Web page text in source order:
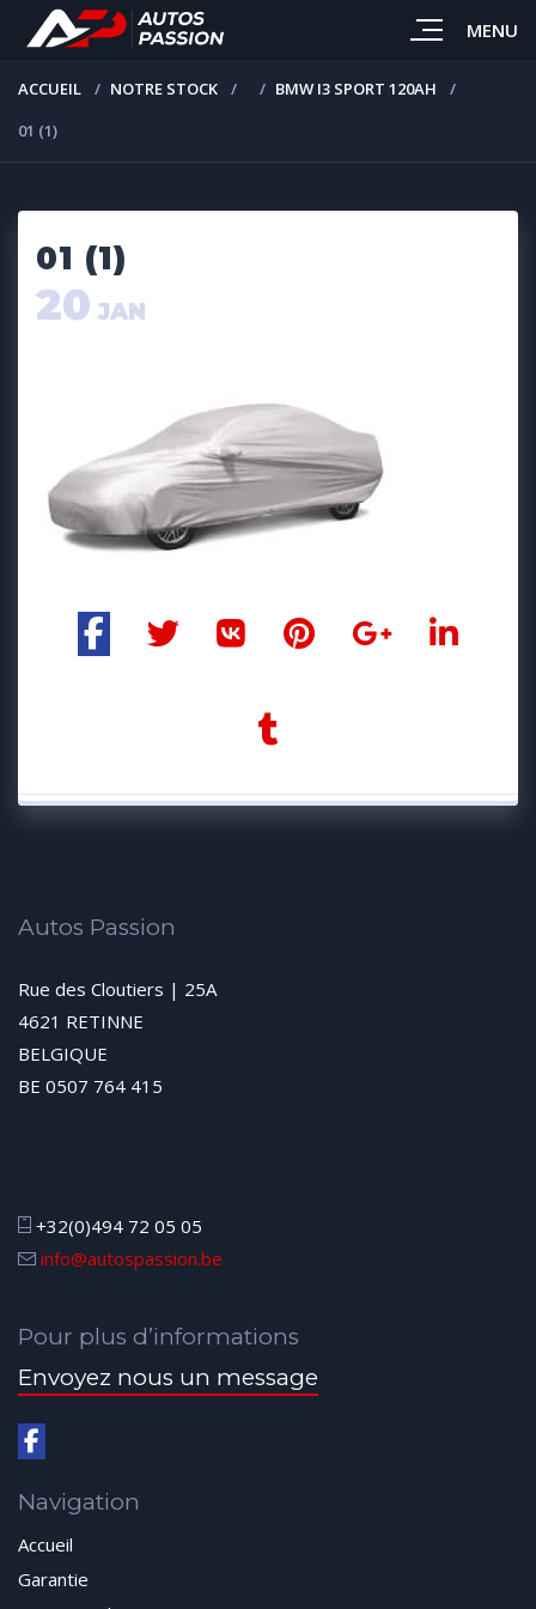
MENU
ACCUEIL NOTRE STOCK
BMW I3 SPORT 120AH
01 (1)
01 (1)
20 JAN
Autos Passion
Rue des Cloutiers | 25A
4621 RETINNE
BELGIQUE
BE 0507 764 415
+32(0)494 72 05 05
info@autospassion.be
Pour plus d’informations
Envoyez nous un message
Navigation
Accueil
Garantie